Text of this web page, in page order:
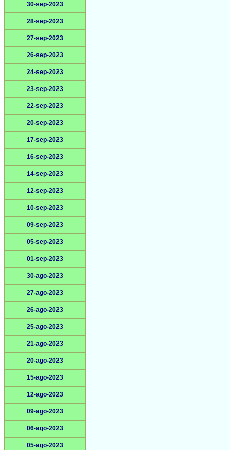
30-sep-2023
28-sep-2023
27-sep-2023
26-sep-2023
24-sep-2023
23-sep-2023
22-sep-2023
20-sep-2023
17-sep-2023
16-sep-2023
14-sep-2023
12-sep-2023
10-sep-2023
09-sep-2023
05-sep-2023
01-sep-2023
30-ago-2023
27-ago-2023
26-ago-2023
25-ago-2023
21-ago-2023
20-ago-2023
15-ago-2023
12-ago-2023
09-ago-2023
06-ago-2023
05-ago-2023